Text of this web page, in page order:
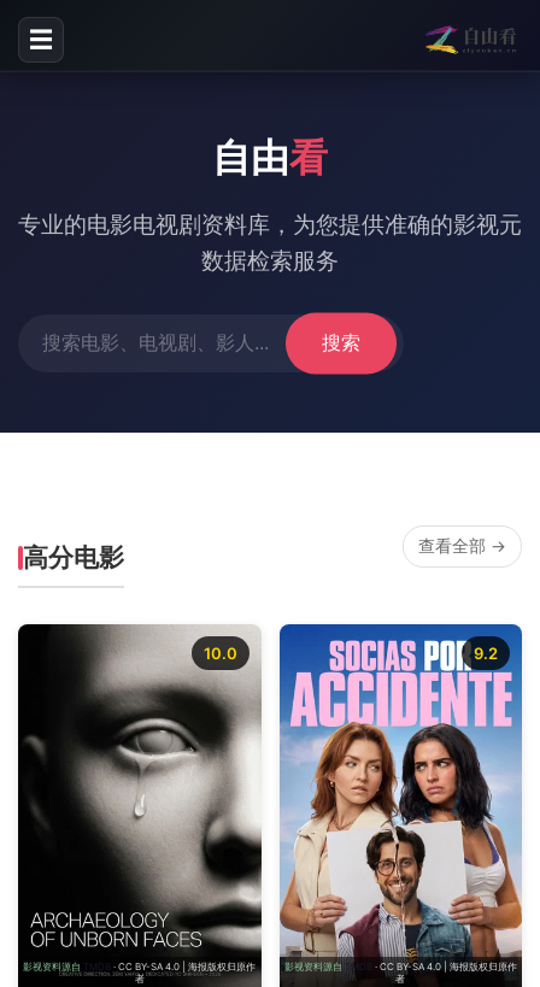
☰
自由看
专业的电影电视剧资料库，为您提供准确的影视元
数据检索服务
搜索
高分电影 查看全部 →
影视资料源自 TMDB · CC BY-SA 4.0 | 海报版权归原作
者
10.0
影视资料源自 TMDB · CC BY-SA 4.0 | 海报版权归原作
者
9.2